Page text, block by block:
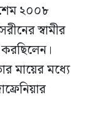
২০০৮
স্বামীর
মায়ের মধ্যে